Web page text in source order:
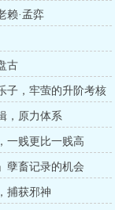
赖·孟弈
古
子，牢萤的升阶考核
，原力体系
一贱更比一贱高
孽畜记录的机会
捕获邪神